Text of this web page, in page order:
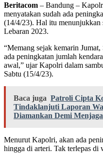
Beritacom – Bandung –
menyatakan sudah ada
(14/4/23). Hal itu menunjukkan
Lebaran 2023.
“Memang sejak kemarin
ada peningkatan jumlah
awal,” ujar Kapolri dalam
Sabtu (15/4/23).
Baca juga Patroli Cipta
Tindaklanjuti Laporan
Diamankan Demi
Menurut Kapolri, akan ada
hingga di arteri. Tak terlepas di